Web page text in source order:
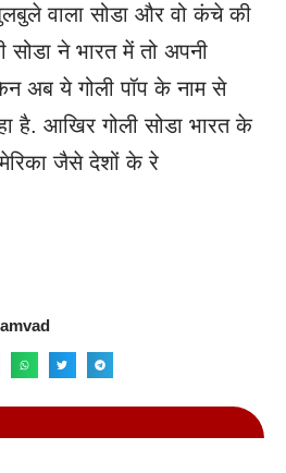
वाला सोडा और वो कंचे की
सोडा ने भारत में तो अपनी
अब ये गोली पॉप के नाम से
है. आखिर गोली सोडा भारत के
जैसे देशों के रे